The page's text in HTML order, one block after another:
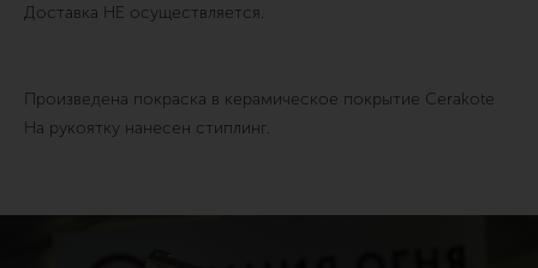
Доставка НЕ осуществляется.
Произведена покраска в керамическое покрытие Cerakote
На рукоятку нанесен стиплинг.